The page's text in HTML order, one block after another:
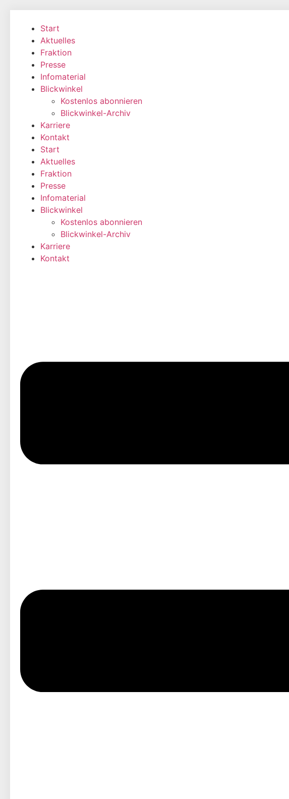
wechseln
Start
Aktuelles
Fraktion
Presse
Infomaterial
Blickwinkel
Kostenlos abonnieren
Blickwinkel-Archiv
Karriere
Kontakt
Start
Aktuelles
Fraktion
Presse
Infomaterial
Blickwinkel
Kostenlos abonnieren
Blickwinkel-Archiv
Karriere
Kontakt